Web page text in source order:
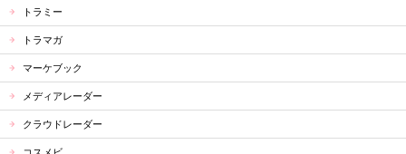
トラミー
トラマガ
マーケブック
メディアレーダー
クラウドレーダー